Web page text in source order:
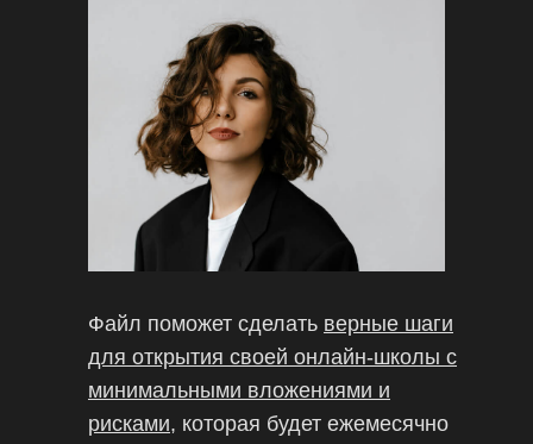
Файл поможет сделать верные шаги
для открытия своей онлайн-школы с
минимальными вложениями и
рисками, которая будет ежемесячно